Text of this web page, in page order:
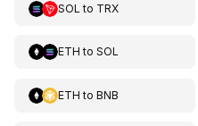
SOL to TRX
ETH to SOL
ETH to BNB